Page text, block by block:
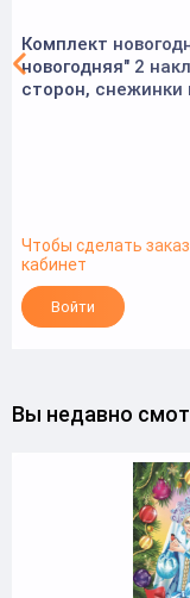
Комплект
новогодняя" 2
сторон, снежинки
Чтобы сделать
кабинет
Войти
Вы недавно